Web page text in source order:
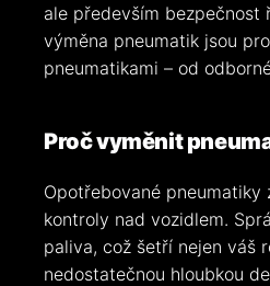
ale především bezpečnost
výměna pneumatik jsou
pneumatikami – od
Proč vyměnit
Opotřebované
kontroly nad vozidlem.
paliva, což šetří nejen váš
nedostatečnou hloubkou